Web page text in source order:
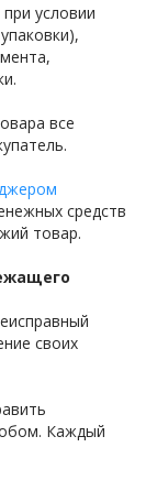
условии
все
средств
товар.
своих
Каждый